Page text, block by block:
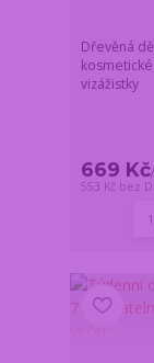
Dřevěná
vizážistky
669 Kč/
553 Kč bez